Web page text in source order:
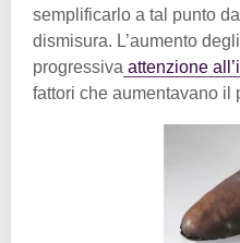
semplificarlo a tal punto
dismisura. L’aumento
progressiva attenzione
fattori che aumentavano il